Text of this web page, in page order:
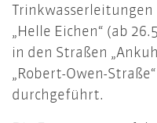
„Helle Eichen“ (ab
in den Straßen
„Robert-Owen-
durchgeführt.